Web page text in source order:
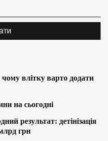
влітку варто додати
на сьогодні
результат: детінізація
грн